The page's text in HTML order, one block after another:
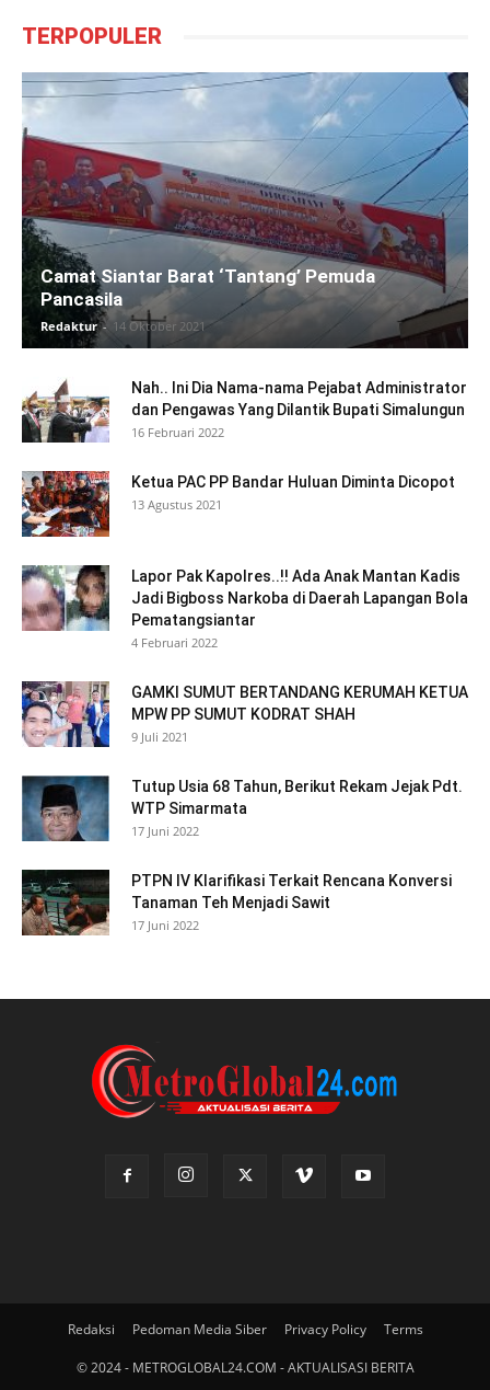
TERPOPULER
Camat Siantar Barat ‘Tantang’ Pemuda
Pancasila
Redaktur - 14 Oktober 2021
Nah.. Ini Dia Nama-nama Pejabat Administrator
dan Pengawas Yang Dilantik Bupati Simalungun
16 Februari 2022
Ketua PAC PP Bandar Huluan Diminta Dicopot
13 Agustus 2021
Lapor Pak Kapolres..!! Ada Anak Mantan Kadis
Jadi Bigboss Narkoba di Daerah Lapangan Bola
Pematangsiantar
4 Februari 2022
GAMKI SUMUT BERTANDANG KERUMAH KETUA
MPW PP SUMUT KODRAT SHAH
9 Juli 2021
Tutup Usia 68 Tahun, Berikut Rekam Jejak Pdt.
WTP Simarmata
17 Juni 2022
PTPN IV Klarifikasi Terkait Rencana Konversi
Tanaman Teh Menjadi Sawit
17 Juni 2022
Redaksi Pedoman Media Siber Privacy Policy Terms
© 2024 - METROGLOBAL24.COM - AKTUALISASI BERITA